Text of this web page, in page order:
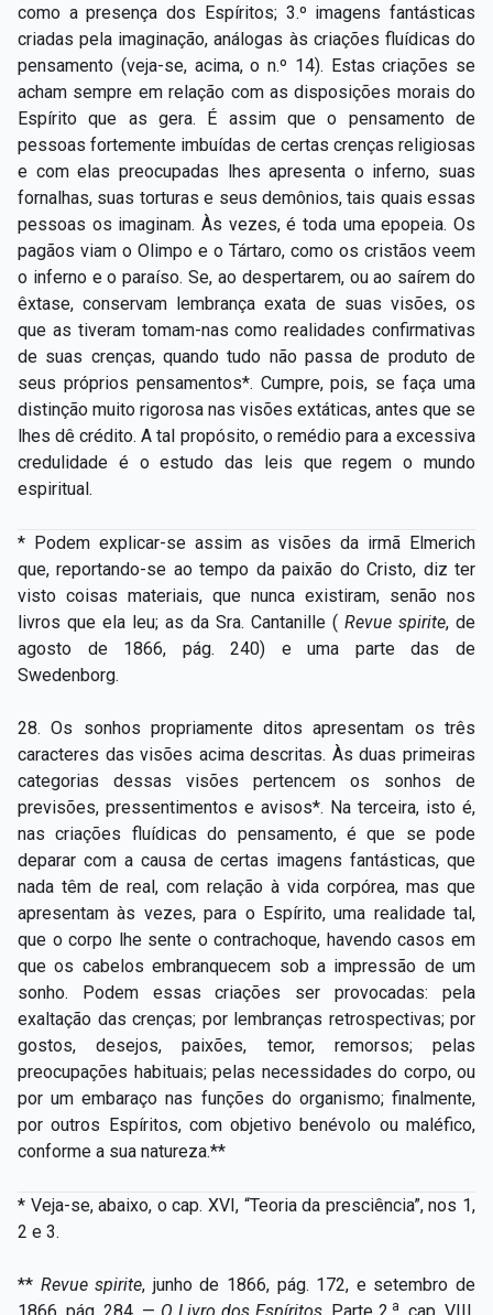
como a presença dos Espíritos; 3.º imagens fantásticas
criadas pela imaginação, análogas às criações fluídicas do
pensamento (veja-se, acima, o n.º 14). Estas criações se
acham sempre em relação com as disposições morais do
Espírito que as gera. É assim que o pensamento de
pessoas fortemente imbuídas de certas crenças religiosas
e com elas preocupadas lhes apresenta o inferno, suas
fornalhas, suas torturas e seus demônios, tais quais essas
pessoas os imaginam. Às vezes, é toda uma epopeia. Os
pagãos viam o Olimpo e o Tártaro, como os cristãos veem
o inferno e o paraíso. Se, ao despertarem, ou ao saírem do
êxtase, conservam lembrança exata de suas visões, os
que as tiveram tomam-nas como realidades confirmativas
de suas crenças, quando tudo não passa de produto de
seus próprios pensamentos*. Cumpre, pois, se faça uma
distinção muito rigorosa nas visões extáticas, antes que se
lhes dê crédito. A tal propósito, o remédio para a excessiva
credulidade é o estudo das leis que regem o mundo
espiritual.
* Podem explicar-se assim as visões da irmã Elmerich
que, reportando-se ao tempo da paixão do Cristo, diz ter
visto coisas materiais, que nunca existiram, senão nos
livros que ela leu; as da Sra. Cantanille ( Revue spirite, de
agosto de 1866, pág. 240) e uma parte das de
Swedenborg.
28. Os sonhos propriamente ditos apresentam os três
caracteres das visões acima descritas. Às duas primeiras
categorias dessas visões pertencem os sonhos de
previsões, pressentimentos e avisos*. Na terceira, isto é,
nas criações fluídicas do pensamento, é que se pode
deparar com a causa de certas imagens fantásticas, que
nada têm de real, com relação à vida corpórea, mas que
apresentam às vezes, para o Espírito, uma realidade tal,
que o corpo lhe sente o contrachoque, havendo casos em
que os cabelos embranquecem sob a impressão de um
sonho. Podem essas criações ser provocadas: pela
exaltação das crenças; por lembranças retrospectivas; por
gostos, desejos, paixões, temor, remorsos; pelas
preocupações habituais; pelas necessidades do corpo, ou
por um embaraço nas funções do organismo; finalmente,
por outros Espíritos, com objetivo benévolo ou maléfico,
conforme a sua natureza.**
* Veja-se, abaixo, o cap. XVI, “Teoria da presciência”, nos 1,
2 e 3.
** Revue spirite, junho de 1866, pág. 172, e setembro de
a